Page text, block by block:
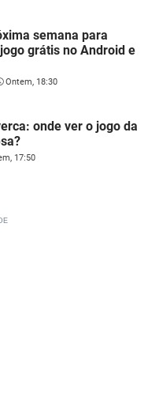
semana para
grátis no Android e
Ontem, 18:30
onde ver o jogo da
17:50